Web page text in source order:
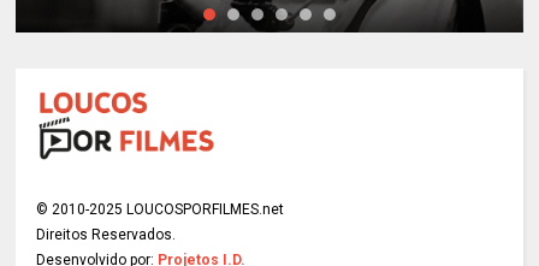
© 2010-2025 LOUCOSPORFILMES.net
Direitos Reservados.
Desenvolvido por: Projetos I.D.